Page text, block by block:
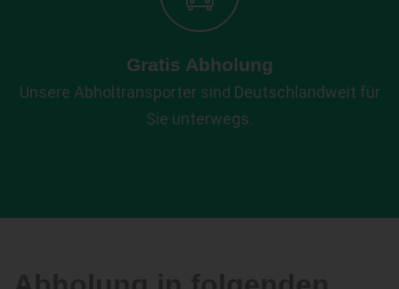
Gratis Abholung
Unsere Abholtransporter sind Deutschlandweit für
Sie unterwegs.